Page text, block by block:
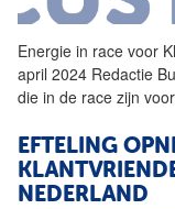
Energie in race voor
april 2024 Redactie
die in de race zijn
EFTELING
NEDERLAND